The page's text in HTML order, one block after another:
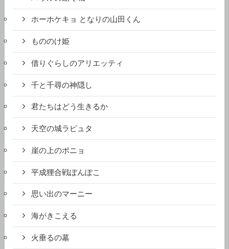
ホーホケキョ となりの山田くん
もののけ姫
借りぐらしのアリエッティ
千と千尋の神隠し
君たちはどう生きるか
天空の城ラピュタ
崖の上のポニョ
平成狸合戦ぽんぽこ
思い出のマーニー
海がきこえる
火垂るの墓